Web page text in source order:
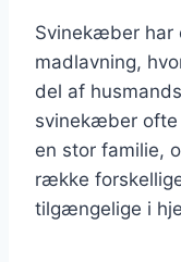
Svinekæber har
madlavning,
del af
svinekæber
en stor familie,
række
tilgængelige i